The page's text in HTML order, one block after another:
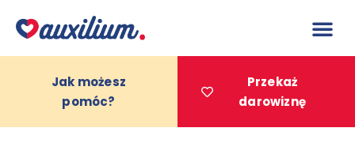
treści
Jak możesz
pomóc?
Przekaż
darowiznę